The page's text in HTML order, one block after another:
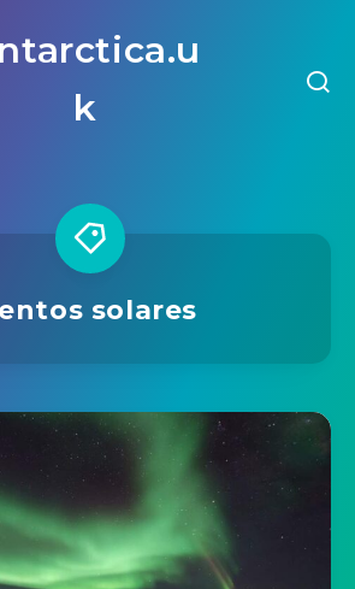
k
solares